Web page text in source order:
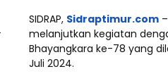
SIDRAP, Sidraptimur.com
melanjutkan kegiatan
Bhayangkara ke-78 yang
Juli 2024.